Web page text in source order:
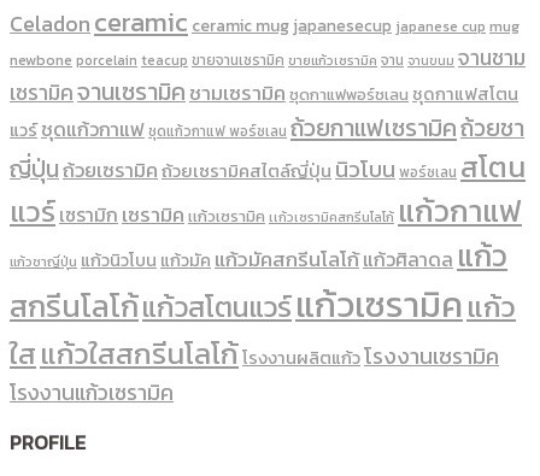
Celadonceramic ceramic mug japanesecup japanese cup mug
newbone porcelain teacup ขายจานเซรามิค ขายแก้วเซรามิค จาน จานขนม จานชาม
เซรามิคจานเซรามิคชามเซรามิค ชุดกาแฟพอร์ชเลน ชุดกาแฟสโตน
แวร์ชุดแก้วกาแฟชุดแก้วกาแฟ พอร์ซเลน ถ้วยกาแฟเซรามิคถ้วยชา
ญี่ปุ่นถ้วยเซรามิคถ้วยเซรามิคสไตล์ญี่ปุ่น นิวโบน พอร์ซเลน สโตน
แวร์เซรามิก เซรามิค เเก้วเซรามิค เเก้วเซรามิคสกรีนโลโก้ แก้วกาแฟ
แก้วชาญี่ปุ่น แก้วนิวโบน แก้วมัค แก้วมัคสกรีนโลโก้แก้วศิลาดล แก้ว
สกรีนโลโก้แก้วสโตนแวร์แก้วเซรามิคแก้ว
ใสแก้วใสสกรีนโลโก้โรงงานผลิตแก้วโรงงานเซรามิค
โรงงานแก้วเซรามิค
PROFILE